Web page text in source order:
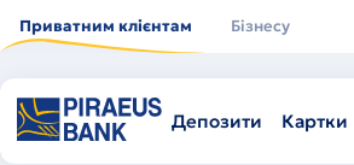
основного
Приватним клієнтам Бізнесу
Депозити Картки